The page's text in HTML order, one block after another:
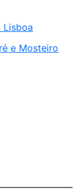
Lisboa
e Mosteiro